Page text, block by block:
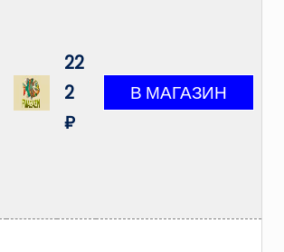
22
2
₽